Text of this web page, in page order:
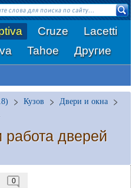
Cruze
Lacetti
Tahoe Другие
Кузов
Двери и окна
дверей
0